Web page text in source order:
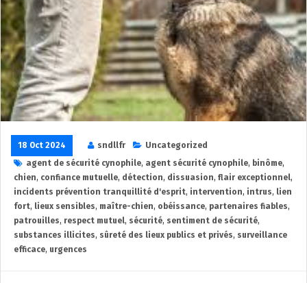
18 Oct 2024 sndllfr
Uncategorized
agent de sécurité cynophile, agent sécurité cynophile, binôme,
chien, confiance mutuelle, détection, dissuasion, flair exceptionnel,
incidents prévention tranquillité d'esprit, intervention, intrus, lien
fort, lieux sensibles, maître-chien, obéissance, partenaires fiables,
patrouilles, respect mutuel, sécurité, sentiment de sécurité,
substances illicites, sûreté des lieux publics et privés, surveillance
efficace, urgences